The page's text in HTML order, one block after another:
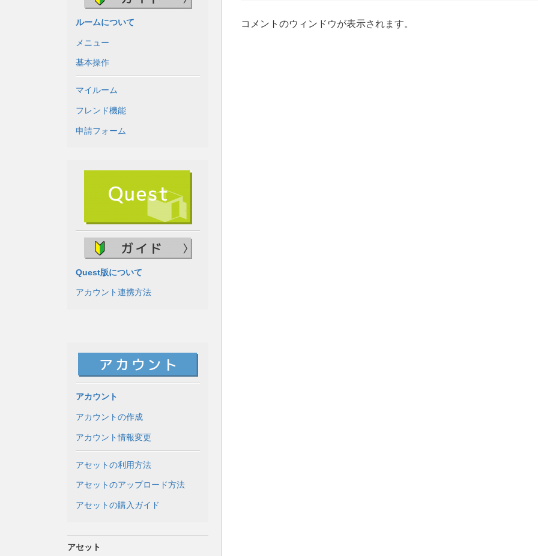
ルームについて
メニュー
基本操作
マイルーム
フレンド機能
申請フォーム
Quest版について
アカウント連携方法
アカウント
アカウントの作成
アカウント情報変更
アセットの利用方法
アセットのアップロード方法
アセットの購入ガイド
アセット
コメントのウィンドウが表示されます。